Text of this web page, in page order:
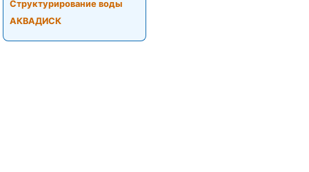
Структурирование воды
АКВАДИСК